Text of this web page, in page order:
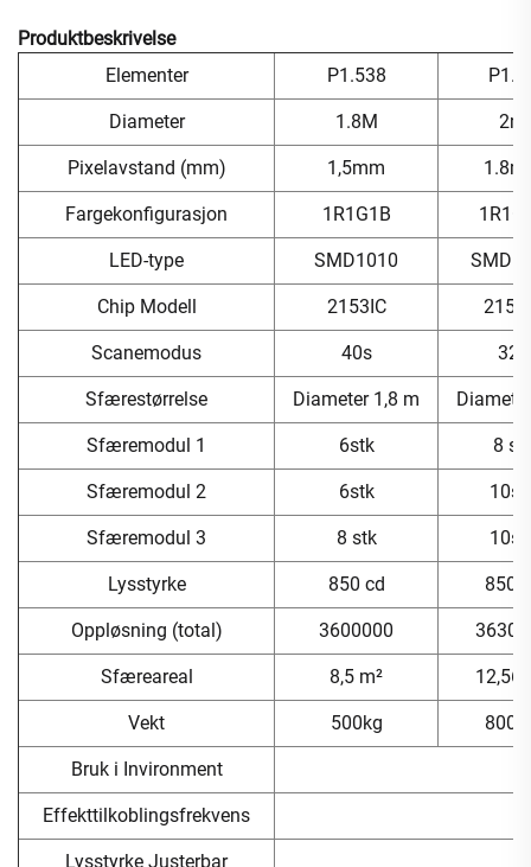
Produktbeskrivelse
Elementer
P1.538
Diameter 1.8M 2m
Pixelavstand (mm) 1,5mm
Fargekonfigurasjon 1R1G1B
LED-type SMD1010
Chip Modell 2153IC
Scanemodus 40s 32s
Sfærestørrelse Diameter 1,8 m
Sfæremodul 1 6stk 8
Sfæremodul 2 6stk
Sfæremodul 3 8 stk
Lysstyrke 850 cd 850
Oppløsning (total) 3600000
Sfæreareal 8,5 m² 12,56
Vekt 500kg 800
Bruk i Invironment
Effekttilkoblingsfrekvens
Lysstyrke Justerbar